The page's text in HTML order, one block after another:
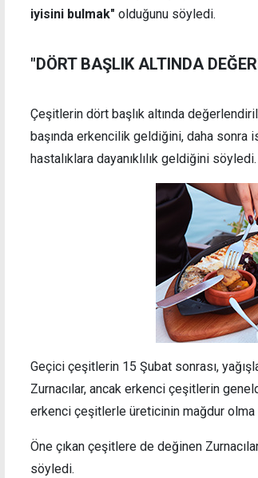
iyisini bulmak" olduğunu söyledi.
"DÖRT BAŞLIK ALTINDA
Çeşitlerin dört başlık altında
başında erkencilik geldiğini, daha sonra
hastalıklara dayanıklılık geldiğini söyledi.
Geçici çeşitlerin 15 Şubat sonrası,
Zurnacılar, ancak erkenci çeşitlerin
erkenci çeşitlerle üreticinin mağdur olma
Öne çıkan çeşitlere de değinen
söyledi.